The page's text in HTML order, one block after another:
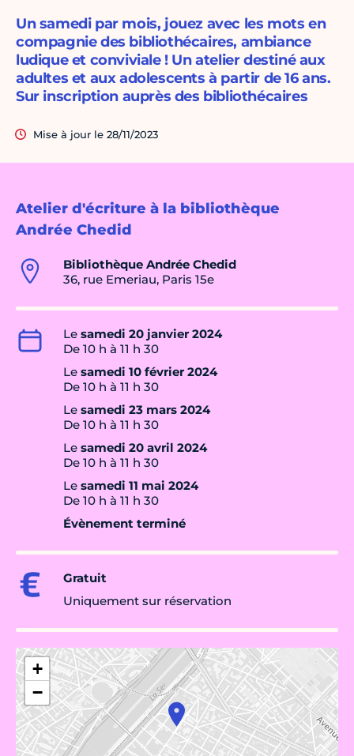
Atelier d'écriture à la bibliothèque
Andrée Chedid
Bibliothèque Andrée Chedid
36, rue Emeriau, Paris 15e
Le samedi 20 janvier 2024
De 10 h à 11 h 30
Le samedi 10 février 2024
De 10 h à 11 h 30
Le samedi 23 mars 2024
De 10 h à 11 h 30
Le samedi 20 avril 2024
De 10 h à 11 h 30
Le samedi 11 mai 2024
De 10 h à 11 h 30
Évènement terminé
Gratuit
Uniquement sur réservation
+
−
Un samedi par mois, jouez avec les mots en
compagnie des bibliothécaires, ambiance
ludique et conviviale ! Un atelier destiné aux
adultes et aux adolescents à partir de 16 ans.
Sur inscription auprès des bibliothécaires
Mise à jour le 28/11/2023